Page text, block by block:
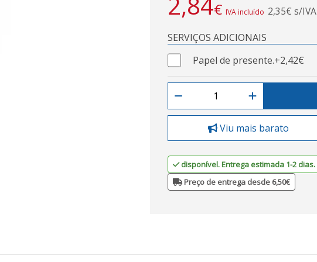
€ IVA incluído 2,35€ s/IVA
SERVIÇOS ADICIONAIS
Papel de presente.+2,42€
Viu mais barato
disponível. Entrega estimada 1-2 dias.
Preço de entrega desde 6,50€